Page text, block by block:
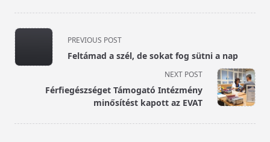
<span
class="nav-
subtitle
reader-
text">Page</span>
PREVIOUS POST
Feltámad a szél, de sokat fog sütni a nap
NEXT POST
Férfiegészséget Támogató Intézmény
minősítést kapott az EVAT